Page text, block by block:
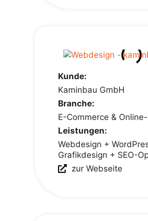
Kunde:
Kaminbau GmbH
Branche:
E-Commerce &
Leistungen:
Webdesign +
Grafikdesign + SEO-
zur Webseite